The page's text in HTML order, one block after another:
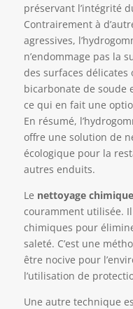
préservant l’intégrité
Contrairement à
agressives,
n’endommage pas la
des surfaces
bicarbonate de soude
ce qui en fait une
En résumé,
offre une solution de
écologique pour la
autres enduits.
Le nettoyage chimique
couramment utilisée.
chimiques pour
saleté. C’est une
être nocive pour
l’utilisation de
Une autre technique